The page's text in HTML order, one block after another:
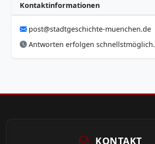
Kontaktinformationen
post@stadtgeschichte-muenchen.de
Antworten erfolgen schnellstmöglich.
KONTAKT